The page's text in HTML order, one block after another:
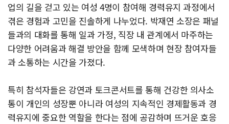
업의 길을 걷고 있는 여성 4명이 참여해 경력유지 과정에서
겪은 경험과 고민을 진솔하게 나누었다. 박재연 소장은 패널
들과의 대화를 통해 일과 가정, 직장 내 관계에서 마주하는
다양한 어려움과 해결 방안을 함께 모색하며 현장 참여자들
과 소통하는 시간을 가졌다.
특히 참석자들은 강연과 토크콘서트를 통해 건강한 의사소
통이 개인의 성장뿐 아니라 여성의 지속적인 경제활동과 경
력유지에 중요한 역할을 한다는 점에 공감하며 뜨거운 호응